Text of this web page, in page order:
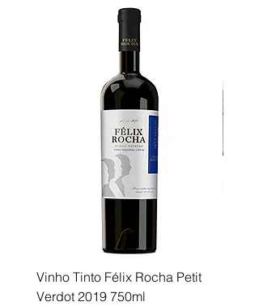
Vinho Tinto Félix Rocha Petit
Verdot 2019 750ml